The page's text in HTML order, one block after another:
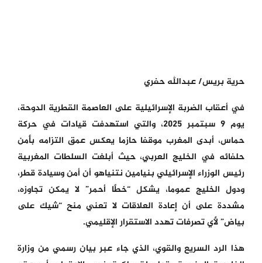
حرية بريس/ عبدالله حفري
في أعقاب الضربة الإسرائيلية على العاصمة القطرية الدوحة،
يوم 9 سبتمبر 2025، والتي استهدفت قيادات في حركة
حماس، أبدى المغرب موقفا حازما يعكس عمق التزامه بأمن
حلفائه في الخليج العربي، حيث أبلغت السلطات المغربية
رئيس الوزراء الإسرائيلي بنيامين نتنياهو أن أمن وسيادة قطر،
ودول الخليج عموما، يشكل “خطًا أحمر” لا يمكن تجاوزه،
مشددة على أن إعادة العلاقات لا تعني منح “شيك على
بياض” لأي تصرفات تهدد الاستقرار الإقليمي.
هذا الرد السريع والقوي، الذي جاء عبر بيان رسمي من وزارة